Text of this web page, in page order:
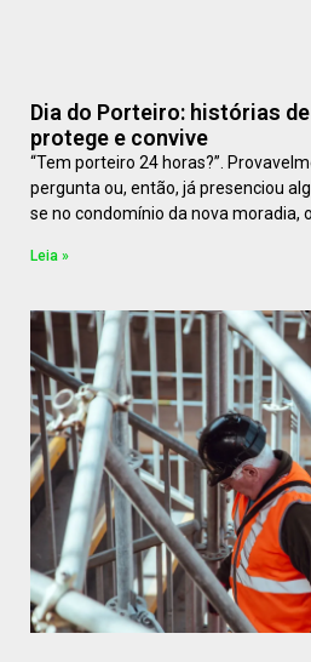
Dia do Porteiro: histórias
protege e convive
“Tem porteiro 24 horas?”.
pergunta ou, então, já presenciou
se no condomínio da nova moradia,
Leia »